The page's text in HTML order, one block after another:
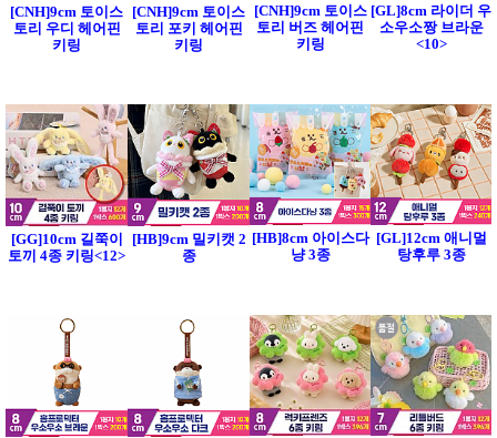
[CNH]9cm 토이스
토리 우디 헤어핀
키링
[CNH]9cm 토이스
토리 포키 헤어핀
키링
[CNH]9cm 토이스
토리 버즈 헤어핀
키링
[GL]8cm 라이더 우
소우소짱 브라운
<10>
[GG]10cm 길쭉이
토끼 4종 키링<12>
[HB]9cm 밀키캣 2
종
[HB]8cm 아이스다
냥 3종
[GL]12cm 애니멀
탕후루 3종